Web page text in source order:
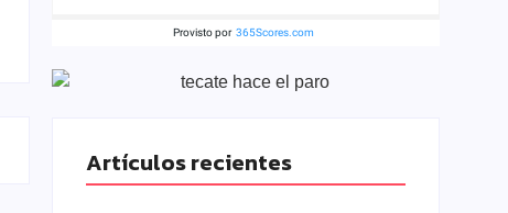
Provisto por 365Scores.com
Artículos recientes